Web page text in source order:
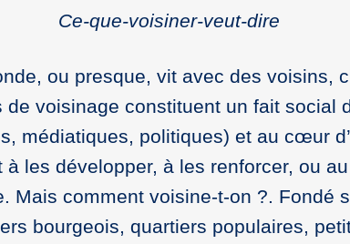
Ce-que-voisiner-veut-dire
ou presque, vit avec des voisins,
de voisinage constituent un fait social
médiatiques, politiques) et au cœur
les développer, à les renforcer, ou
Mais comment voisine-t-on ?. Fondé
bourgeois, quartiers populaires,